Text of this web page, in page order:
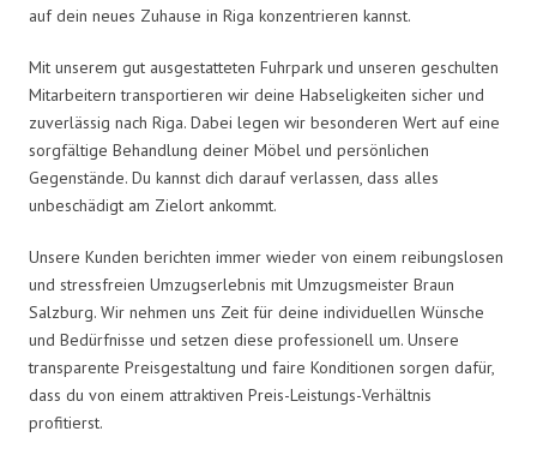
auf dein neues Zuhause in Riga konzentrieren kannst.
Mit unserem gut ausgestatteten Fuhrpark und unseren geschulten
Mitarbeitern transportieren wir deine Habseligkeiten sicher und
zuverlässig nach Riga. Dabei legen wir besonderen Wert auf eine
sorgfältige Behandlung deiner Möbel und persönlichen
Gegenstände. Du kannst dich darauf verlassen, dass alles
unbeschädigt am Zielort ankommt.
Unsere Kunden berichten immer wieder von einem reibungslosen
und stressfreien Umzugserlebnis mit Umzugsmeister Braun
Salzburg. Wir nehmen uns Zeit für deine individuellen Wünsche
und Bedürfnisse und setzen diese professionell um. Unsere
transparente Preisgestaltung und faire Konditionen sorgen dafür,
dass du von einem attraktiven Preis-Leistungs-Verhältnis
profitierst.